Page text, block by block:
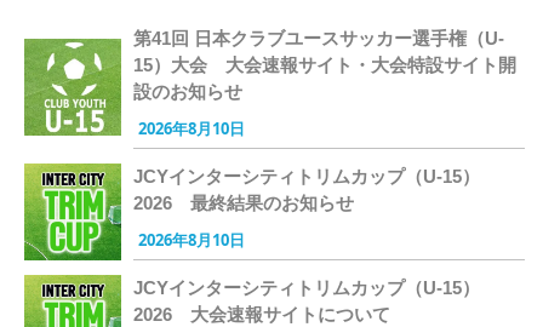
第41回 日本クラブユースサッカー選手権（U-
15）大会 大会速報サイト・大会特設サイト開
設のお知らせ
2026年8月10日
JCYインターシティトリムカップ（U-15）
2026 最終結果のお知らせ
2026年8月10日
JCYインターシティトリムカップ（U-15）
2026 大会速報サイトについて